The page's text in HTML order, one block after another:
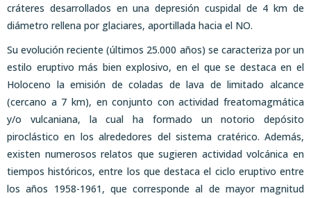
cráteres desarrollados en una depresión cuspidal de 4 km de
diámetro rellena por glaciares, aportillada hacia el NO.
Su evolución reciente (últimos 25.000 años) se caracteriza por un
estilo eruptivo más bien explosivo, en el que se destaca en el
Holoceno la emisión de coladas de lava de limitado alcance
(cercano a 7 km), en conjunto con actividad freatomagmática
y/o vulcaniana, la cual ha formado un notorio depósito
piroclástico en los alrededores del sistema cratérico. Además,
existen numerosos relatos que sugieren actividad volcánica en
tiempos históricos, entre los que destaca el ciclo eruptivo entre
los años 1958-1961, que corresponde al de mayor magnitud